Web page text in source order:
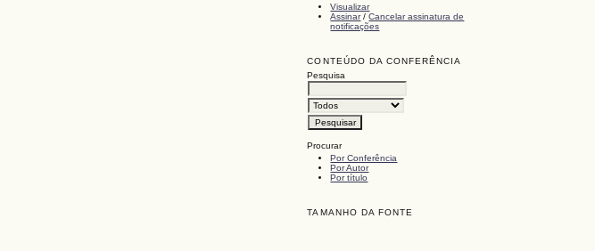
Visualizar
Assinar/Cancelar assinatura de
notificações
CONTEÚDO DA CONFERÊNCIA
Pesquisa
Procurar
Por Conferência
Por Autor
Por título
TAMANHO DA FONTE